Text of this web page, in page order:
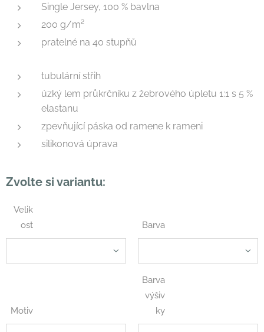
Single Jersey, 100 % bavlna
200 g/m²
pratelné na 40 stupňů
tubulární střih
úzký lem průkrčníku z žebrového úpletu 1:1 s 5 %
elastanu
zpevňující páska od ramene k rameni
silikonová úprava
Zvolte si variantu:
Velik
ost
Barva
Motiv
Barva
výšiv
ky